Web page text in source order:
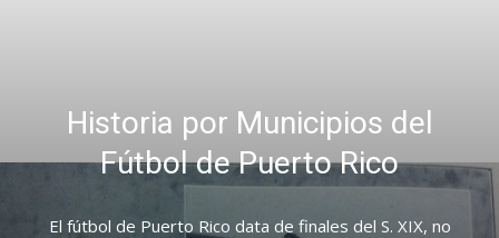
Historia por Municipios del
Fútbol de Puerto Rico
El fútbol de Puerto Rico data de finales del S. XIX, no